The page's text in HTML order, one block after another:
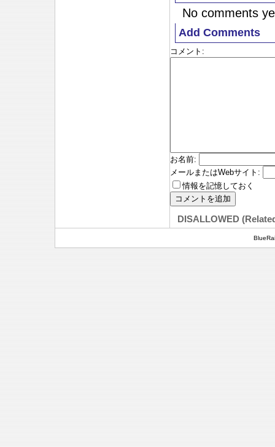
No comments
Add Comments
コメント :
お名前:
メールまたはWebサイト :
情報を記憶しておく
DISALLOWED